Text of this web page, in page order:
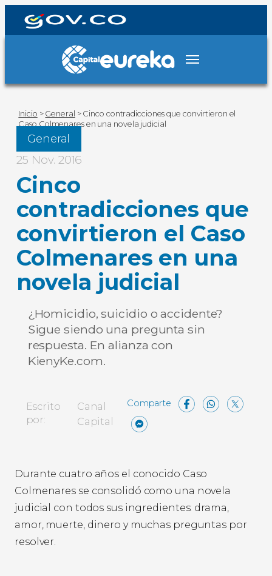
Inicio > General > Cinco contradicciones que convirtieron el
Caso Colmenares en una novela judicial
General
25 Nov. 2016
Cinco
contradicciones que
convirtieron el Caso
Colmenares en una
novela judicial
¿Homicidio, suicidio o accidente?
Sigue siendo una pregunta sin
respuesta. En alianza con
KienyKe.com.
Escrito
por:
Canal
Capital
Durante cuatro años el conocido Caso
Colmenares se consolidó como una novela
judicial con todos sus ingredientes: drama,
amor, muerte, dinero y muchas preguntas por
resolver.